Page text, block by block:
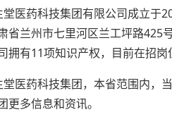
医药科技集团有限公司成立于
省兰州市七里河区兰工坪路425
拥有11项知识产权，目前在招岗
医药科技集团，本省范围内，
更多信息和资讯。